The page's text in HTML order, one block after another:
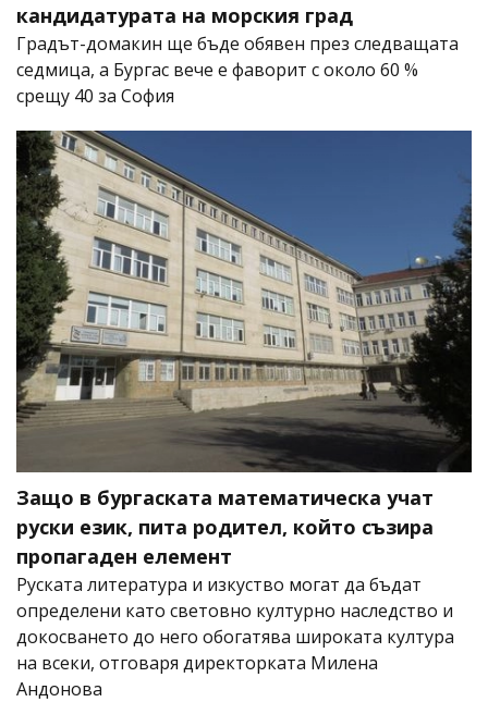
кандидатурата на морския град
Градът-домакин ще бъде обявен през следващата
седмица, а Бургас вече е фаворит с около 60 %
срещу 40 за София
Защо в бургаската математическа учат
руски език, пита родител, който съзира
пропагаден елемент
Руската литература и изкуство могат да бъдат
определени като световно културно наследство и
докосването до него обогатява широката култура
на всеки, отговаря директорката Милена
Андонова